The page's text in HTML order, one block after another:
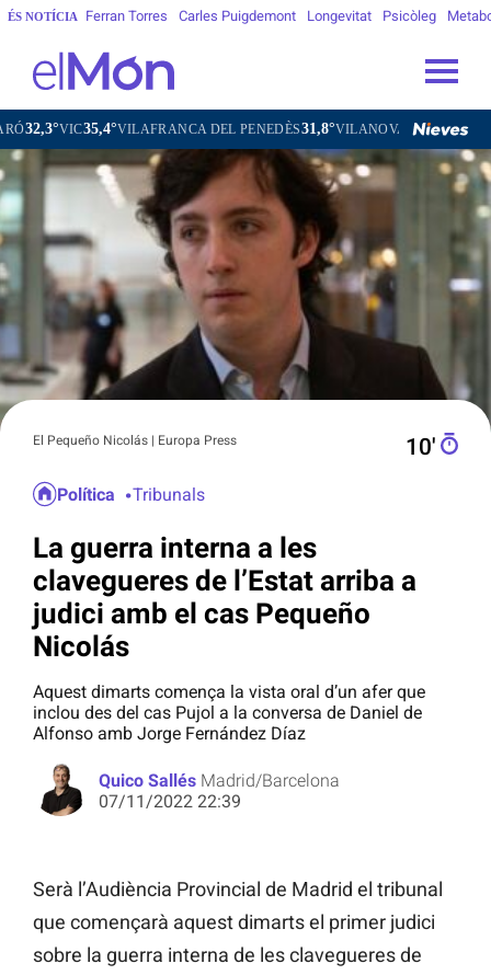
ÉS NOTÍCIA Ferran Torres Carles Puigdemont Longevitat Psicòleg
VILAFRANCA DEL PENEDÈS31,8°VILANOVA I LA GELTRÚ31,9°LA SEU
El Pequeño Nicolás | Europa Press 10′
Política Tribunals
La guerra interna a les
clavegueres de l’Estat arriba a
judici amb el cas Pequeño
Nicolás
Aquest dimarts comença la vista oral d’un afer que
inclou des del cas Pujol a la conversa de Daniel de
Alfonso amb Jorge Fernández Díaz
Quico Sallés Madrid/Barcelona
07/11/2022 22:39
Serà l’Audiència Provincial de Madrid el tribunal
que començarà aquest dimarts el primer judici
sobre la guerra interna de les clavegueres de